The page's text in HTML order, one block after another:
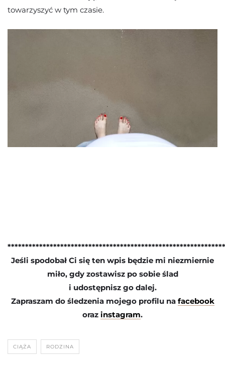
towarzyszyć w tym czasie.
Jeśli spodobał Ci się ten wpis będzie mi niezmiernie
miło, gdy zostawisz po sobie ślad
i udostępnisz go dalej.
Zapraszam do śledzenia mojego profilu na facebook
oraz instagram.
CIĄŻA RODZINA